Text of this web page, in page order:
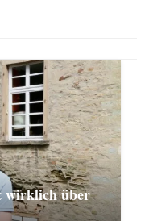
wirklich über